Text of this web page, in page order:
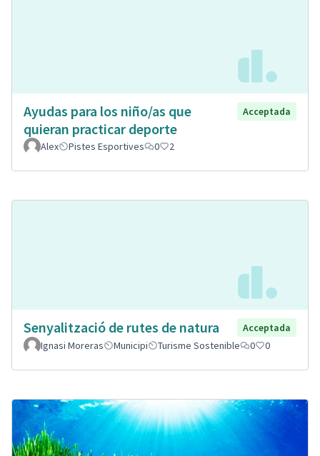
Ayudas para los niño/as que
quieran practicar deporte
Acceptada
Alex Pistes Esportives 0 2
Senyalització de rutes de natura
Acceptada
Ignasi Moreras
Municipi Turisme Sostenible 0 0